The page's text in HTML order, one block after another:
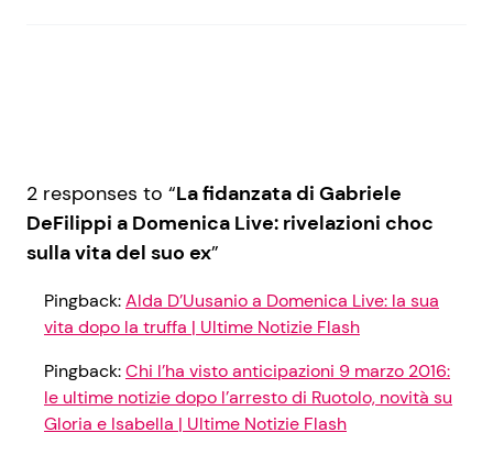
2 responses to “La fidanzata di Gabriele
DeFilippi a Domenica Live: rivelazioni choc
sulla vita del suo ex”
Pingback:Alda D’Uusanio a Domenica Live: la sua
vita dopo la truffa | Ultime Notizie Flash
Pingback:Chi l’ha visto anticipazioni 9 marzo 2016:
le ultime notizie dopo l’arresto di Ruotolo, novità su
Gloria e Isabella | Ultime Notizie Flash